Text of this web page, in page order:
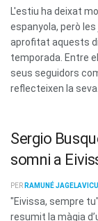
L'estiu ha deixat
espanyola, però
aprofitat aquests
temporada. Entre
seus seguidors
reflecteixen la seva...
Sergio
somni a
PER RAMUNÉ
"Eivissa, sempre
resumit la màgia